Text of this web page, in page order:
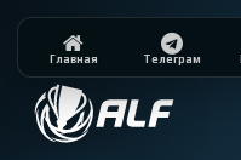
Главная Телеграм